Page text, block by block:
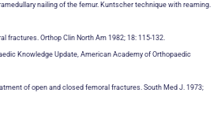
nailing of the femur. Kuntscher technique with reaming.
fractures. Orthop Clin North Am 1982; 18: 115-132.
Knowledge Update, American Academy of Orthopaedic
of open and closed femoral fractures. South Med J. 1973;